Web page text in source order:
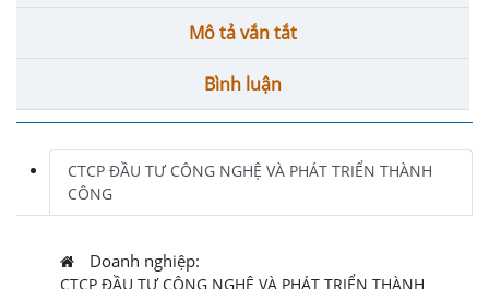
Mô tả vắn tắt
Bình luận
CTCP ĐẦU TƯ CÔNG NGHỆ VÀ PHÁT TRIỂN THÀNH
CÔNG
Doanh nghiệp:
CTCP ĐẦU TƯ CÔNG NGHỆ VÀ PHÁT TRIỂN THÀNH